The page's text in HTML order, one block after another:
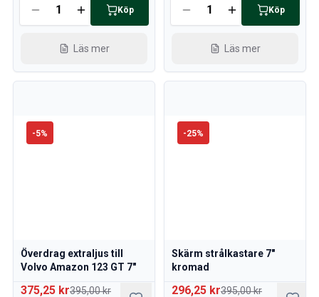
Köp
Läs mer
Köp
Läs mer
-5%
Överdrag extraljus till
Volvo Amazon 123 GT 7"
375,25 kr395,00 kr
-25%
Skärm strålkastare 7"
kromad
296,25 kr395,00 kr